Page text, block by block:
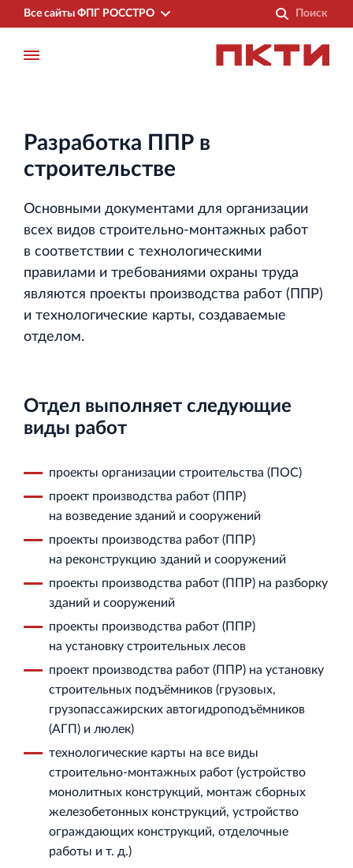
Все сайты ФПГ РОССТРО
Финансово‐промышленная группа РОССТРО
Строительная система ROSSTRO‐VELOX
Несъёмная опалубка из щепоцементных плит
Научно‐исследовательский институт
ЛЕННИИПРОЕКТ
Проектный институт по жилищно‐гражданскому
Торговый комплекс НОРД в Кингисеппе
Современный торговый комплекс в центре города
Кингисепп
Разработка ППР в
строительстве
Основными документами для организации
всех видов строительно‐монтажных работ
в соответствии с технологическими
правилами и требованиями охраны труда
являются проекты производства работ (ППР)
и технологические карты, создаваемые
отделом.
Отдел выполняет следующие
виды работ
проекты организации строительства (ПОС)
проект производства работ (ППР)
на возведение зданий и сооружений
проекты производства работ (ППР)
на реконструкцию зданий и сооружений
проекты производства работ (ППР) на разборку
зданий и сооружений
проекты производства работ (ППР)
на установку строительных лесов
проект производства работ (ППР) на установку
строительных подъёмников (грузовых,
грузопассажирских автогидроподъёмников
(АГП) и люлек)
технологические карты на все виды
строительно‐монтажных работ (устройство
монолитных конструкций, монтаж сборных
железобетонных конструкций, устройство
ограждающих конструкций, отделочные
работы и т. д.)